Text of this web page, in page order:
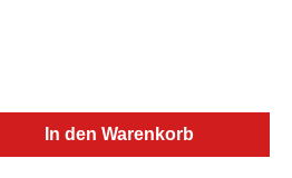
den gewünschten
In den Warenkorb